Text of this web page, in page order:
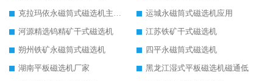
克拉玛依永磁筒式磁选机主要技术参数
运城永磁筒式磁选机应用
河源精选钨精矿干式磁选机
江苏铁矿干式磁选机
朔州铁矿永磁筒式磁选机
四平永磁筒式磁选机
湖南平板磁选机厂家
黑龙江湿式平板磁选机磁通低